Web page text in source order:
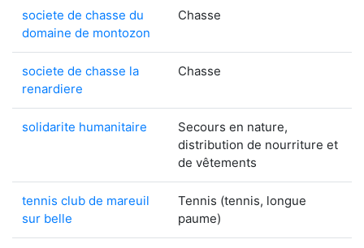
societe de chasse du
domaine de montozon
Chasse
societe de chasse la
renardiere
Chasse
solidarite humanitaire
Secours en nature,
distribution de nourriture et
de vêtements
tennis club de mareuil
sur belle
Tennis (tennis, longue
paume)